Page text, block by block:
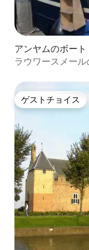
アンヤムのボート
ラウワースメー
ゲストチョイス
ゲストチョイス